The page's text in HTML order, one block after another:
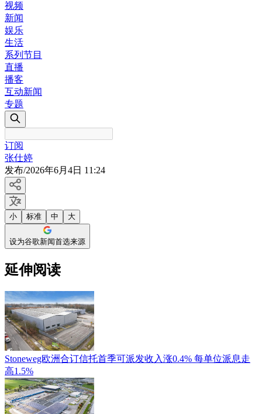
视频
新闻
娱乐
生活
系列节目
直播
播客
互动新闻
专题
订阅
张仕婷
发布/2026年6月4日 11:24
小 标准 中 大
设为谷歌新闻首选来源
延伸阅读
Stoneweg欧洲合订信托首季可派发收入涨0.4% 每单位派息走
高1.5%